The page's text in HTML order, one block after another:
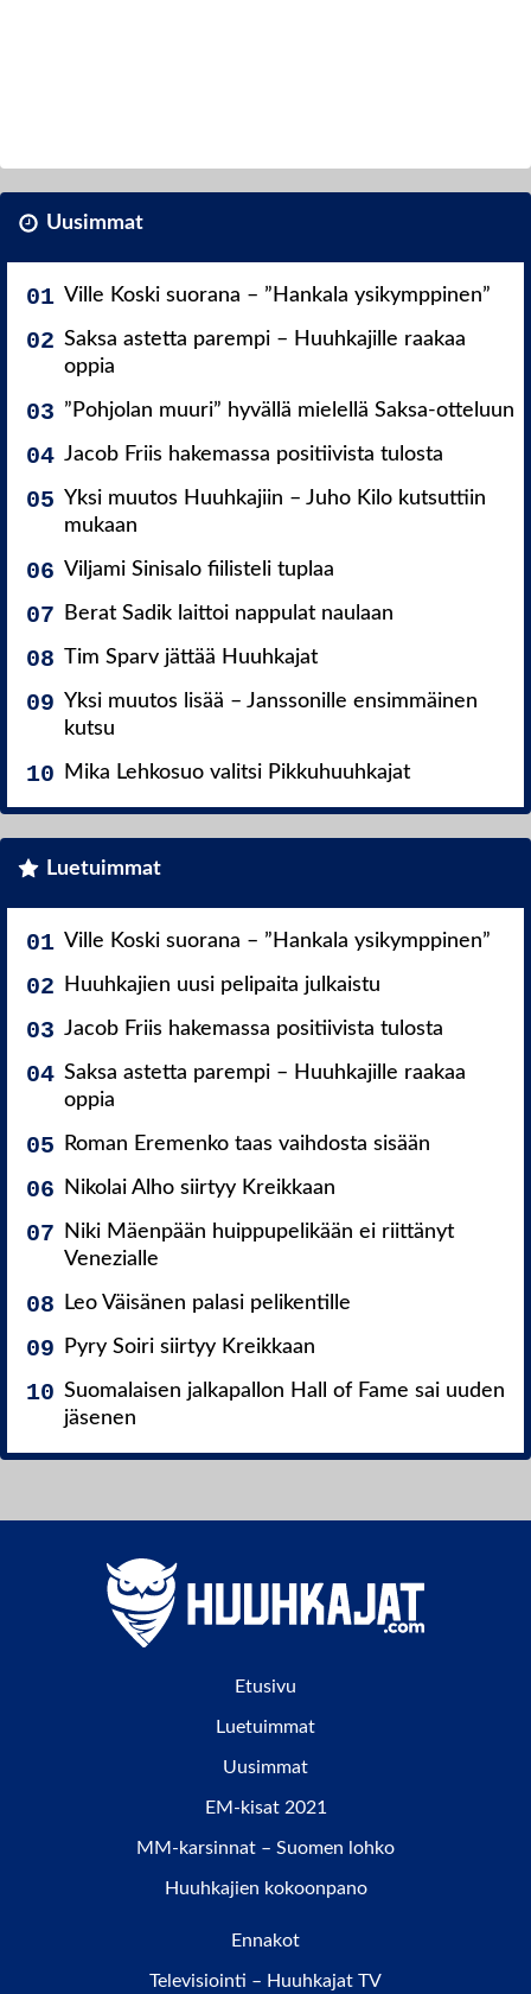
Uusimmat
Ville Koski suorana – ”Hankala ysikymppinen”
Saksa astetta parempi – Huuhkajille raakaa
oppia
”Pohjolan muuri” hyvällä mielellä Saksa-otteluun
Jacob Friis hakemassa positiivista tulosta
Yksi muutos Huuhkajiin – Juho Kilo kutsuttiin
mukaan
Viljami Sinisalo fiilisteli tuplaa
Berat Sadik laittoi nappulat naulaan
Tim Sparv jättää Huuhkajat
Yksi muutos lisää – Janssonille ensimmäinen
kutsu
Mika Lehkosuo valitsi Pikkuhuuhkajat
Luetuimmat
Ville Koski suorana – ”Hankala ysikymppinen”
Huuhkajien uusi pelipaita julkaistu
Jacob Friis hakemassa positiivista tulosta
Saksa astetta parempi – Huuhkajille raakaa
oppia
Roman Eremenko taas vaihdosta sisään
Nikolai Alho siirtyy Kreikkaan
Niki Mäenpään huippupelikään ei riittänyt
Venezialle
Leo Väisänen palasi pelikentille
Pyry Soiri siirtyy Kreikkaan
Suomalaisen jalkapallon Hall of Fame sai uuden
jäsenen
Etusivu
Luetuimmat
Uusimmat
EM-kisat 2021
MM-karsinnat – Suomen lohko
Huuhkajien kokoonpano
Ennakot
Televisiointi – Huuhkajat TV